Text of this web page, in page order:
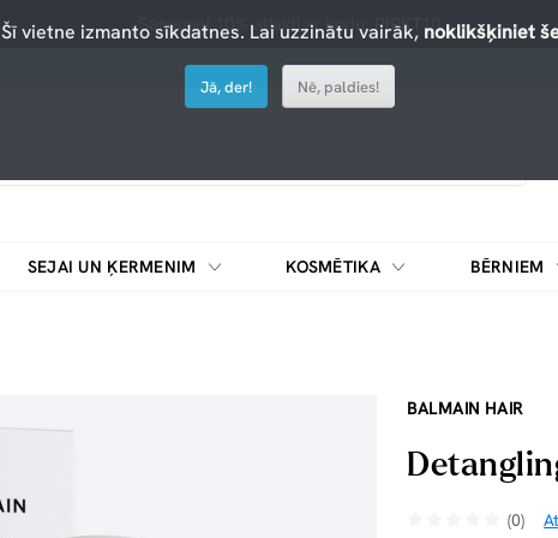
Saņemiet 10% atlaidi ar kodu: PIRKT10
SEJAI UN ĶERMENIM KOSMĒTIKA BĒRNIEM
BALMAIN HAIR
(0)
Šī vietne izmanto sīkdatnes. Lai uzzinātu vairāk, noklikšķiniet
Jā, der! Nē, paldies!